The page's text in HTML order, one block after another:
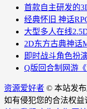
首款自主研发的
经典怀旧 神话
大型多人在线
2D东方古典神话
即时战斗角色扮
Q版回合制网游
资源爱好者 © 本站发
如有侵犯您的合法权益